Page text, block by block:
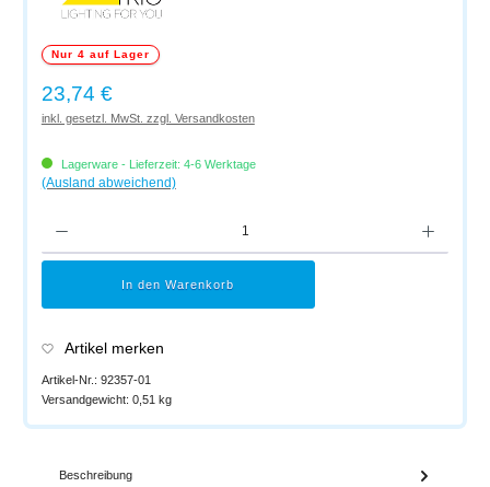
Nur 4 auf Lager
Regulärer Preis:
23,74 €
inkl. gesetzl. MwSt. zzgl. Versandkosten
Lagerware - Lieferzeit: 4-6 Werktage
(Ausland abweichend)
In den Warenkorb
Artikel merken
Artikel-Nr.: 92357-01
Versandgewicht: 0,51 kg
Beschreibung